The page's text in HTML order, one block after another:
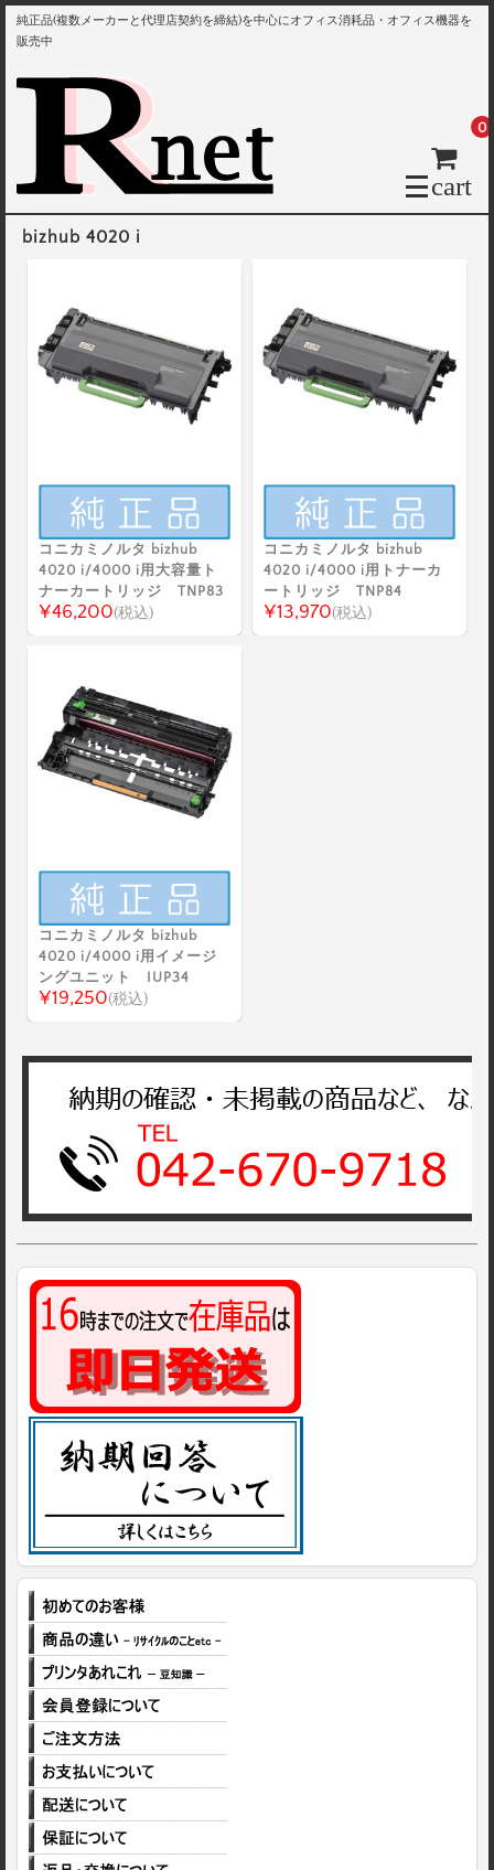
純正品(複数メーカーと代理店契約を締結)を中心にオフィス消耗品・オフィス機器を
販売中
cart
0
bizhub 4020 i
コニカミノルタ bizhub
4020 i/4000 i用大容量ト
ナーカートリッジ TNP83
¥46,200(税込)
コニカミノルタ bizhub
4020 i/4000 i用トナーカ
ートリッジ TNP84
¥13,970(税込)
コニカミノルタ bizhub
4020 i/4000 i用イメージ
ングユニット IUP34
¥19,250(税込)